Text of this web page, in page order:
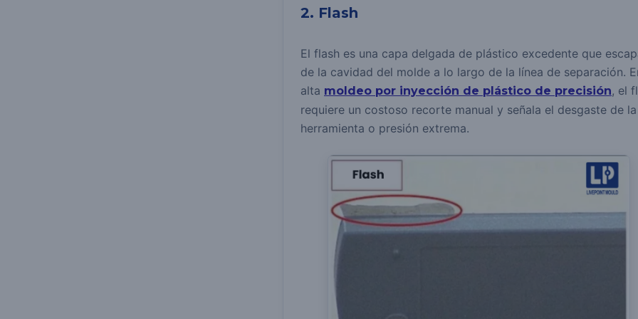
2. Flash
El flash es una capa delgada de plástico excedente que
de la cavidad del molde a lo largo de la línea de separación.
alta moldeo por inyección de plástico de precisión, el
requiere un costoso recorte manual y señala el desgaste de la
herramienta o presión extrema.